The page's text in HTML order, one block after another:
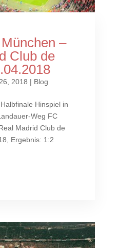
–
Club de
2018 | Blog
Hinspiel in
Weg FC
Madrid Club de
Ergebnis: 1:2